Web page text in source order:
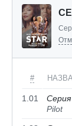
#
1.01
Серия
Pilot